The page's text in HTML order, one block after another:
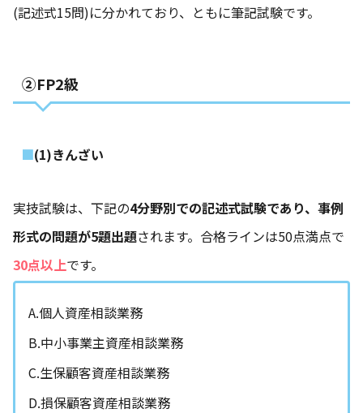
(記述式15問)に分かれており、ともに筆記試験です。
②FP2級
(1)きんざい
実技試験は、下記の4分野別での記述式試験であり、事例
形式の問題が5題出題されます。合格ラインは50点満点で
30点以上です。
A.個人資産相談業務
B.中小事業主資産相談業務
C.生保顧客資産相談業務
D.損保顧客資産相談業務